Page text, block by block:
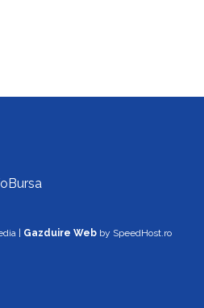
| Gazduire Web by SpeedHost.ro